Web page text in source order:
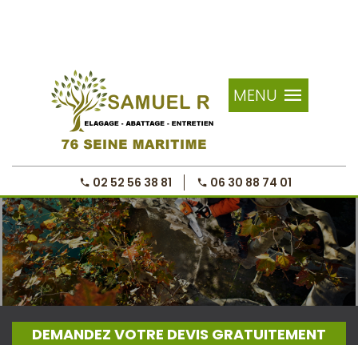
MENU
02 52 56 38 81 06 30 88 74 01
DEMANDEZ VOTRE DEVIS GRATUITEMENT